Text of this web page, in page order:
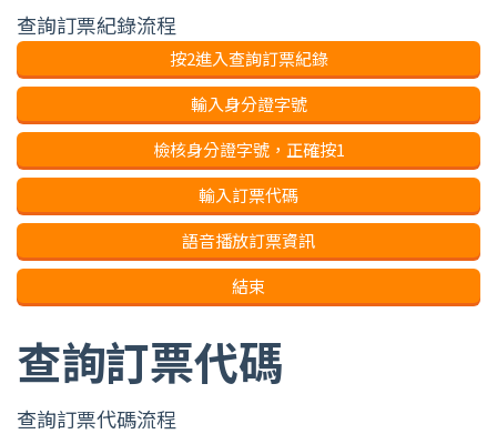
查詢訂票紀錄流程
按2進入查詢訂票紀錄
輸入身分證字號
檢核身分證字號，正確按1
輸入訂票代碼
語音播放訂票資訊
結束
查詢訂票代碼
查詢訂票代碼流程